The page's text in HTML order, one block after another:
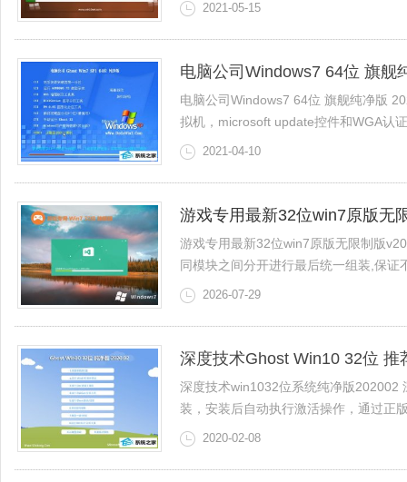
2021-05-15
电脑公司Windows7 64位 旗舰
电脑公司Windows7 64位 旗舰纯净版
拟机，microsoft update控件和WGA认
2021-04-10
游戏专用最新32位win7原版无
游戏专用最新32位win7原版无限制版
同模块之间分开进行最后统一组装,保证
2026-07-29
深度技术Ghost Win10 32位 推
深度技术win1032位系统纯净版202002
装，安装后自动执行激活操作，通过正
2020-02-08